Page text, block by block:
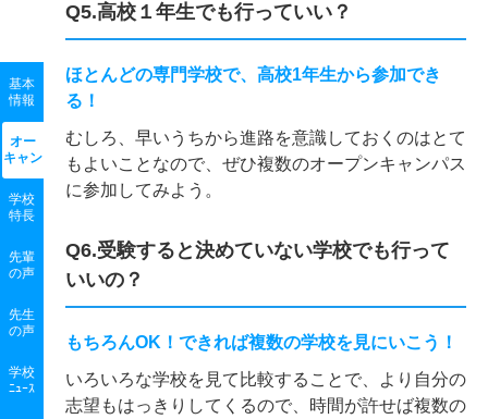
基本
情報
オー
キャン
学校
特長
先輩
の声
先生
の声
学校
ﾆｭｰｽ
Q5.高校１年生でも行っていい？
ほとんどの専門学校で、高校1年生から参加でき
る！
むしろ、早いうちから進路を意識しておくのはとて
もよいことなので、ぜひ複数のオープンキャンパス
に参加してみよう。
Q6.受験すると決めていない学校でも行って
いいの？
もちろんOK！できれば複数の学校を見にいこう！
いろいろな学校を見て比較することで、より自分の
志望もはっきりしてくるので、時間が許せば複数の